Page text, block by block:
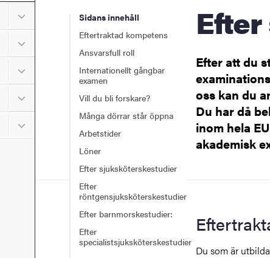
Undermeny för Forskning
Undermeny för Forskarutbildning
Undermeny för Samverkan och innovation
Undermeny för Om universitetet
Undermeny för Aktuellt
Sidans innehåll
Eftertraktad kompetens
Ansvarsfull roll
Internationellt gångbar
examen
Vill du bli forskare?
Många dörrar står öppna
Arbetstider
Löner
Efter sjuksköterskestudier
Efter
röntgensjuksköterskestudier
Efter barnmorskestudier:
Efter
specialistsjuksköterskestudier
Efter att du
oss kan du
Du har då
inom hela
akademisk
Du som är